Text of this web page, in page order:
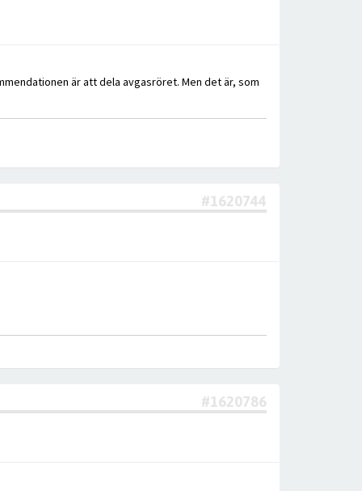
är att dela avgasröret. Men det är, som
#1620744
#1620786